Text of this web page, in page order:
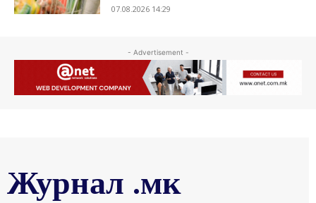
07.08.2026 14:29
- Advertisement -
Журнал .мк